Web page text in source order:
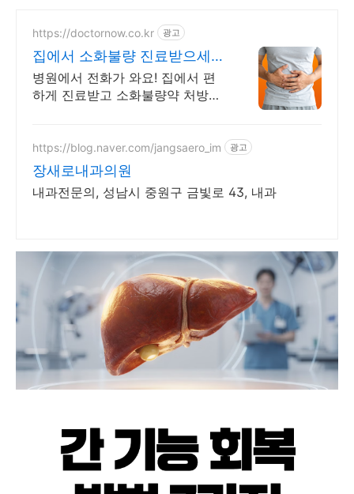
https://doctornow.co.kr 광고
집에서 소화불량 진료받으세요
365일 24시간 진료가능
병원에서 전화가 와요! 집에서 편
하게 진료받고 소화불량약 처방까
https://blog.naver.com/jangsaero_im 광고
장새로내과의원
내과전문의, 성남시 중원구 금빛로 43, 내과